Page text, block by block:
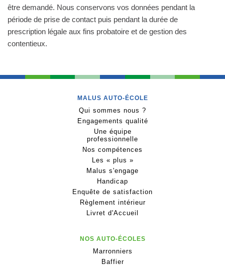
être demandé. Nous conservons vos données pendant la
période de prise de contact puis pendant la durée de
prescription légale aux fins probatoire et de gestion des
contentieux.
MALUS AUTO-ÉCOLE
Qui sommes nous ?
Engagements qualité
Une équipe
professionnelle
Nos compétences
Les « plus »
Malus s'engage
Handicap
Enquête de satisfaction
Règlement intérieur
Livret d'Accueil
NOS AUTO-ÉCOLES
Marronniers
Baffier